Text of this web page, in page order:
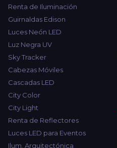
Renta de Iluminación
Guirnaldas Edison
Luces Neón LED
Luz Negra UV
Sky Tracker
Cabezas Móviles
Cascadas LED
City Color
City Light
Renta de Reflectores
Luces LED para Eventos
Ilum. Arquitectónica